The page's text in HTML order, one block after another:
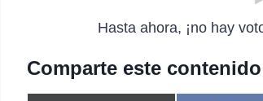
Hasta ahora, ¡no hay
Comparte este